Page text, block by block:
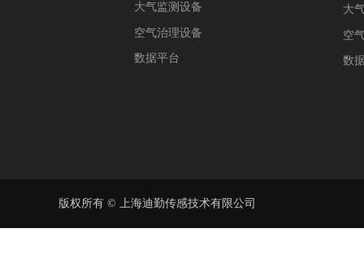
大气监测设备
空气治理设备
数据平台
大
空
数
版权所有 © 上海迪勤传感技术有限公司